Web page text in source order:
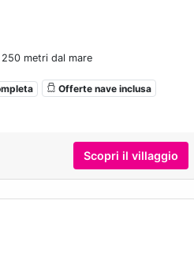
metri dal mare
Offerte nave inclusa
Scopri il villaggio